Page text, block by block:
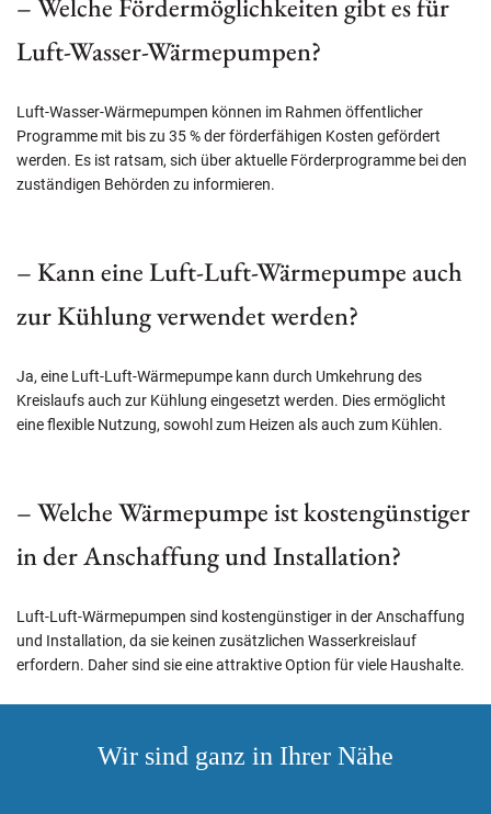
Luft-Wasser-Wärmepumpen?
Luft-Wasser-Wärmepumpen können im Rahmen öffentlicher
Programme mit bis zu 35 % der förderfähigen Kosten gefördert
werden. Es ist ratsam, sich über aktuelle Förderprogramme bei den
zuständigen Behörden zu informieren.
– Kann eine Luft-Luft-Wärmepumpe auch
zur Kühlung verwendet werden?
Ja, eine Luft-Luft-Wärmepumpe kann durch Umkehrung des
Kreislaufs auch zur Kühlung eingesetzt werden. Dies ermöglicht
eine flexible Nutzung, sowohl zum Heizen als auch zum Kühlen.
– Welche Wärmepumpe ist kostengünstiger
in der Anschaffung und Installation?
Luft-Luft-Wärmepumpen sind kostengünstiger in der Anschaffung
und Installation, da sie keinen zusätzlichen Wasserkreislauf
erfordern. Daher sind sie eine attraktive Option für viele Haushalte.
Wir sind ganz in Ihrer Nähe